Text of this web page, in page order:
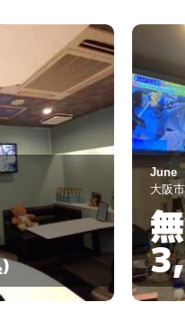
June
大阪市中央区千日前1-6-6
無制限飲み放題
3,000円(税込)